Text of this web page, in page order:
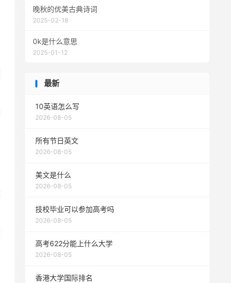
晚秋的优美古典诗词
2025-02-18
0k是什么意思
2025-01-12
最新
10英语怎么写
2026-08-05
所有节日英文
2026-08-05
美文是什么
2026-08-05
技校毕业可以参加高考吗
2026-08-05
高考622分能上什么大学
2026-08-05
香港大学国际排名